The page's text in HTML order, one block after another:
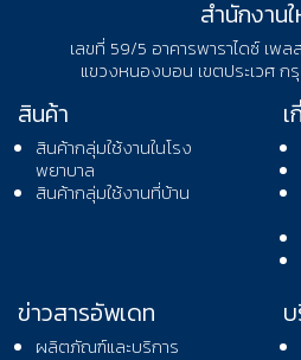
สำนักงาน
เลขที่ 59/5 อาคารพาราไดซ์ เพ
แขวงหนองบอน เขตประเวศ ก
สินค้า
สินค้ากลุ่มใช้งานในโรง
พยาบาล
สินค้ากลุ่มใช้งานที่บ้าน
ข่าวสารอัพเดท
ผลิตภัณฑ์และบริการ